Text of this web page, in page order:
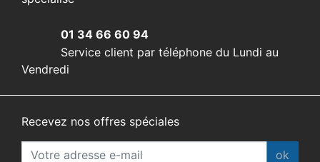
01 34 66 60 94
Service client par téléphone du Lundi au
Vendredi
Recevez nos offres spéciales
ok